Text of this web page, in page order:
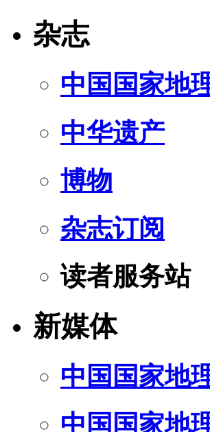
杂志
中国国家地
中华遗产
博物
杂志订阅
读者服务站
新媒体
中国国家地
中国国家地